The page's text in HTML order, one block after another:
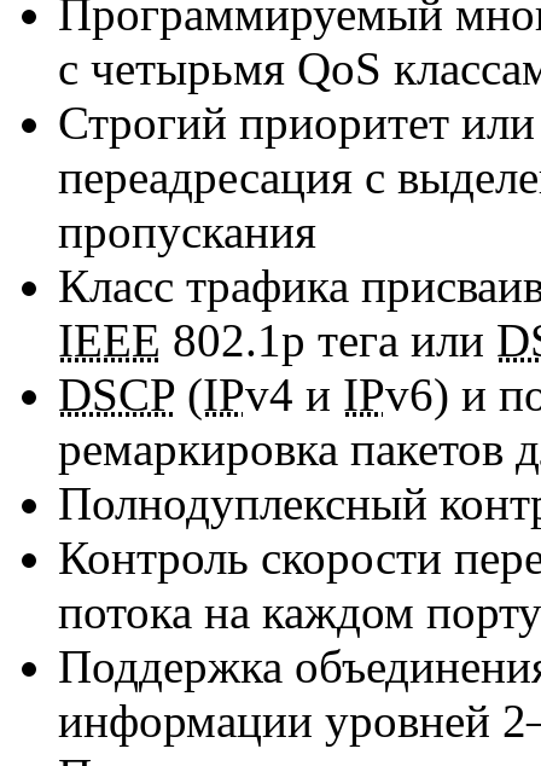
Программируемый
с четырьмя QoS
Строгий приоритет
переадресация с
пропускания
Класс трафика
IEEE 802.1p тега или
DSCP (IPv4 и IPv6) и
ремаркировка пакетов
Полнодуплексный
Контроль скорости
потока на каждом
Поддержка
информации уровней